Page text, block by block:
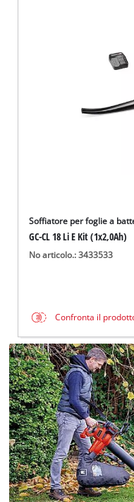
Soffiatore per foglie a
GC-CL 18 Li E Kit (1x2,0Ah)
No articolo.: 3433533
Confronta il